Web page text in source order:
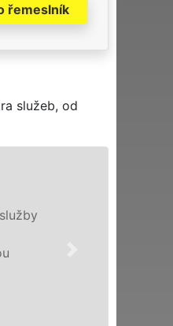
řemeslník
služeb, od